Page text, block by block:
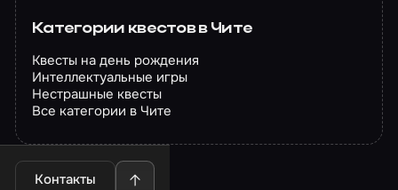
Категории квестов в Чите
Квесты на день рождения
Интеллектуальные игры
Нестрашные квесты
Все категории в Чите
Контакты